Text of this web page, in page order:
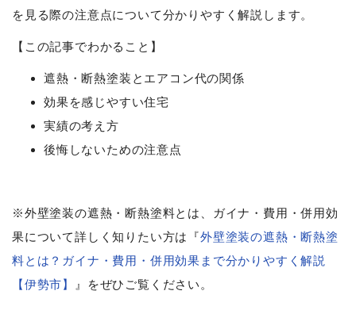
を見る際の注意点について分かりやすく解説します。
【この記事でわかること】
遮熱・断熱塗装とエアコン代の関係
効果を感じやすい住宅
実績の考え方
後悔しないための注意点
※外壁塗装の遮熱・断熱塗料とは、ガイナ・費用・併用効
果について詳しく知りたい方は『外壁塗装の遮熱・断熱塗
料とは？ガイナ・費用・併用効果まで分かりやすく解説
【伊勢市】
』をぜひご覧ください。